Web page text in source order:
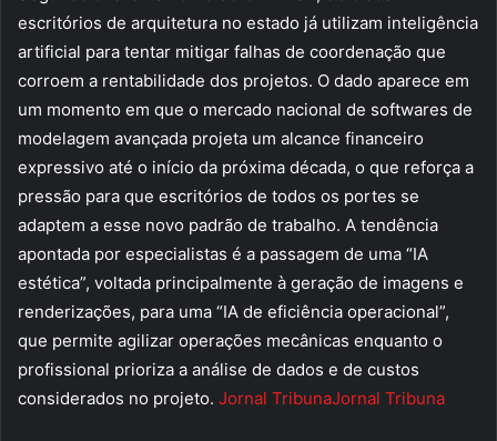
escritórios de arquitetura no estado já utilizam inteligência
artificial para tentar mitigar falhas de coordenação que
corroem a rentabilidade dos projetos. O dado aparece em
um momento em que o mercado nacional de softwares de
modelagem avançada projeta um alcance financeiro
expressivo até o início da próxima década, o que reforça a
pressão para que escritórios de todos os portes se
adaptem a esse novo padrão de trabalho. A tendência
apontada por especialistas é a passagem de uma “IA
estética”, voltada principalmente à geração de imagens e
renderizações, para uma “IA de eficiência operacional”,
que permite agilizar operações mecânicas enquanto o
profissional prioriza a análise de dados e de custos
considerados no projeto. Jornal TribunaJornal Tribuna